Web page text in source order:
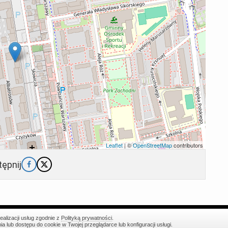
Leaflet| ©OpenStreetMapcontributors
Klauzula informacyjna RODO
usług zgodnie z Polityką prywatności
lub dostępu do cookie w Twojej przeglądarce lub konfiguracji usługi.